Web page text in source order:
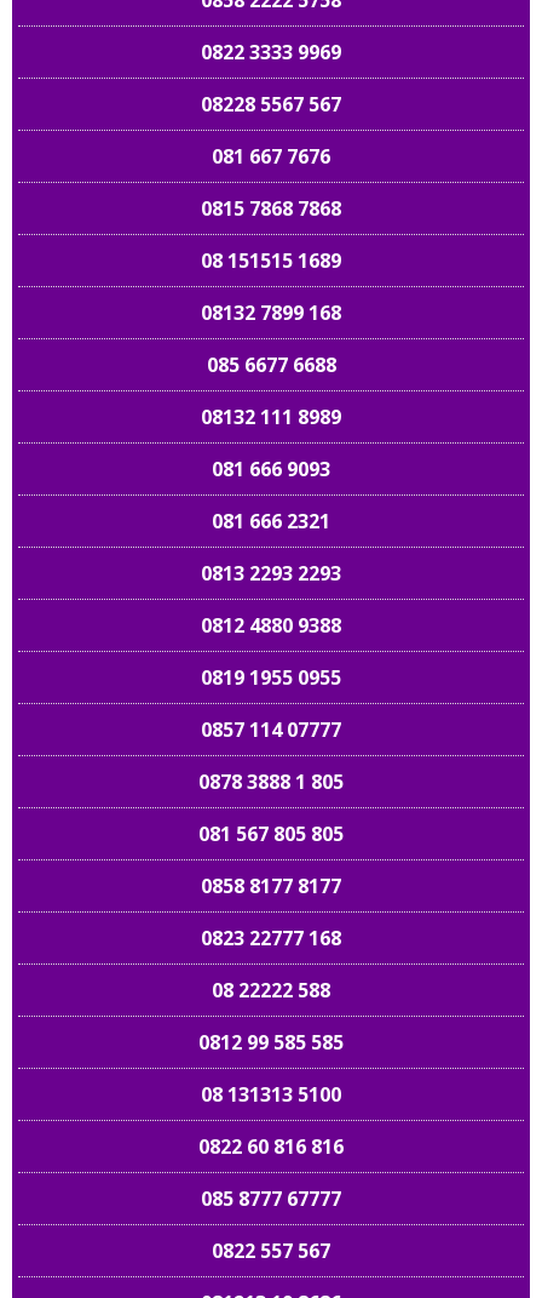
0822 3333 9969
08228 5567 567
081 667 7676
0815 7868 7868
08 151515 1689
08132 7899 168
085 6677 6688
08132 111 8989
081 666 9093
081 666 2321
0813 2293 2293
0812 4880 9388
0819 1955 0955
0857 114 07777
0878 3888 1 805
081 567 805 805
0858 8177 8177
0823 22777 168
08 22222 588
0812 99 585 585
08 131313 5100
0822 60 816 816
085 8777 67777
0822 557 567